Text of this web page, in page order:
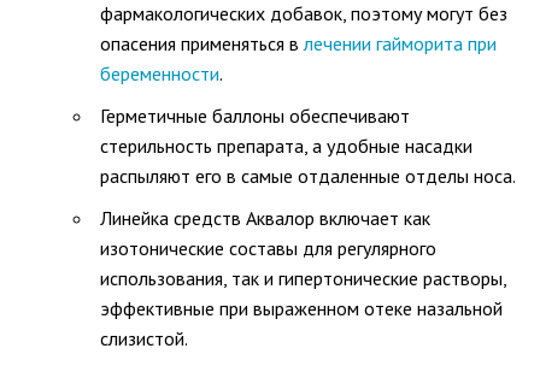
фармакологических добавок, поэтому могут без
опасения применяться влечении гайморита при
беременности.
Герметичные баллоны обеспечивают
стерильность препарата, а удобные насадки
распыляют его в самые отдаленные отделы носа.
Линейка средств Аквалор включает как
изотонические составы для регулярного
использования, так и гипертонические растворы,
эффективные при выраженном отеке назальной
слизистой.